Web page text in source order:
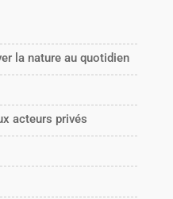
la nature au quotidien
acteurs privés